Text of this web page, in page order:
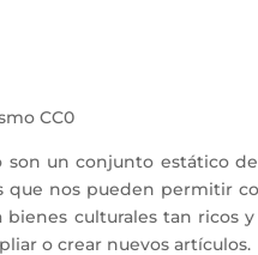
CC0
un conjunto estático
que nos pueden permitir
culturales tan ricos y
o crear nuevos artículos.